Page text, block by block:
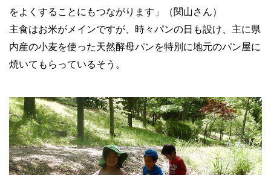
をよくすることにもつながります」（関山さん）
主食はお米がメインですが、時々パンの日も設け、主に県
内産の小麦を使った天然酵母パンを特別に地元のパン屋に
焼いてもらっているそう。